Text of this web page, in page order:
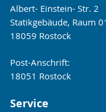
aktuelle
Albert- Einstein- Str. 2
Statikgebäude, Raum
18059 Rostock
Post-Anschrift:
18051 Rostock
Service